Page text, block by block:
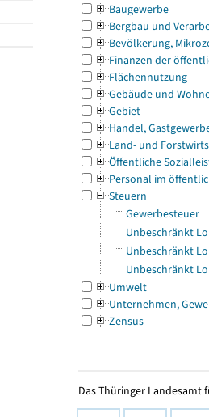
Baugewerbe
Bergbau und
Bevölkerung,
Finanzen der
Flächennutzung
Gebäude und
Gebiet
Handel,
Land- und
Öffentliche
Personal im
Steuern
Gewerbesteuer
Unbeschränkt
Unbeschränkt
Unbeschränkt
Umwelt
Unternehmen,
Zensus
Das Thüringer Landesamt